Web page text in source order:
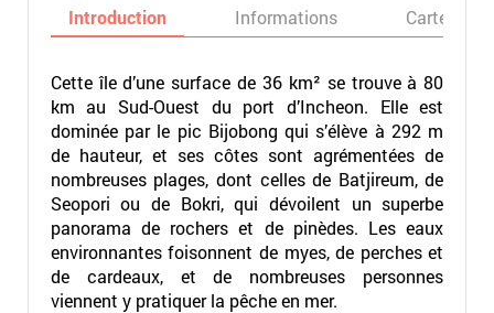
Introduction Informations Carte
Cette île d’une surface de 36 km² se trouve à 80
km au Sud-Ouest du port d’Incheon. Elle est
dominée par le pic Bijobong qui s’élève à 292 m
de hauteur, et ses côtes sont agrémentées de
nombreuses plages, dont celles de Batjireum, de
Seopori ou de Bokri, qui dévoilent un superbe
panorama de rochers et de pinèdes. Les eaux
environnantes foisonnent de myes, de perches et
de cardeaux, et de nombreuses personnes
viennent y pratiquer la pêche en mer.